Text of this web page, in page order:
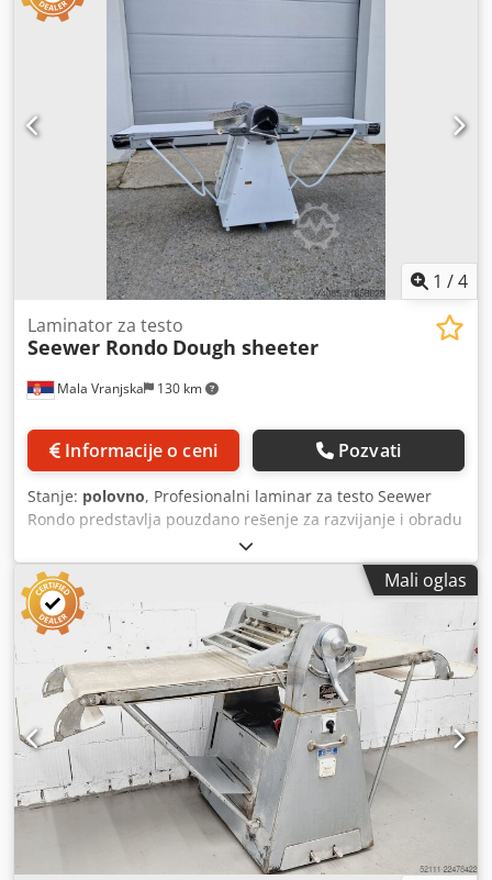
1 /4
Mala Vranjska 130 km
Laminator za testo
Seewer Rondo Dough sheeter
Informacije o ceni Pozvati
Stanje: polovno, Profesionalni laminar za testo Seewer
Rondo predstavlja pouzdano rešenje za razvijanje i obradu
testa u pekarskoj i poslastičarskoj proizvodnji. Ova mašina
omogućava ravnomerno i precizno laminiranje, što
rezultira optimalnom teksturom i visokim kvalitetom
finalnih proizvoda. Opremljena preklopivim radnim stolom,
laminator nudi uštedu prostora i fleksibilnost tokom rada.
Izrada od nerđajućeg čelika obezbeđuje visok nivo higijene,
dug vek trajanja i jednostavno održavanje. Radna brzina
od približno 60 cm/s omogućava efikasnu i brzu obradu,
što je čini pogodnom za intenzivnu profesionalnu
upotrebu. Tehničke specifikacije: Proizvođač: Seewer
Rondo Tip mašine: Laminar za testo Visina: 1100 mm
Širina: 1150 mm Dužina: 2300 mm Dedpfx Asy Nb Dpolnjck
Radna površina: Preklopiv sto Materijal: Nerđajući čelik
Brzina: pribl. 60 cm/s
Mali oglas